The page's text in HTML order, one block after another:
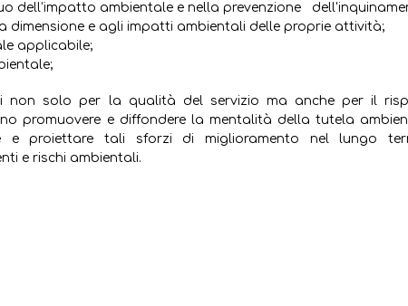
dell’impatto ambientale e nella prevenzione
e agli impatti ambientali delle proprie attività;
applicabile;
non solo per la qualità del servizio ma anche per il
promuovere e diffondere la mentalità della tutela
e proiettare tali sforzi di miglioramento nel lungo
e rischi ambientali.